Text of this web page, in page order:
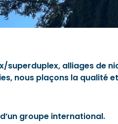
superduplex, alliages de
nous plaçons la qualité
groupe international.